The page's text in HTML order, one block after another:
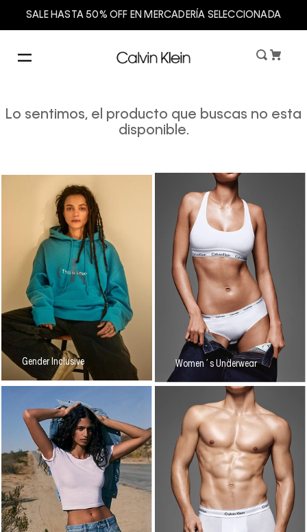
SALE HASTA 50% OFF EN MERCADERÍA SELECCIONADA
Lo sentimos, el producto que buscas no esta
disponible.
Gender Inclusive Women´s Underwear